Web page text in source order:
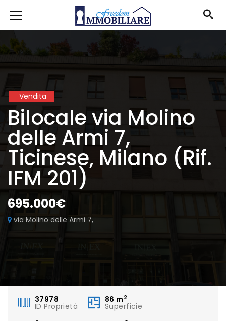
Vendita
Bilocale via Molino
delle Armi 7,
Ticinese, Milano (Rif.
IFM 201)
695.000€
via Molino delle Armi 7,
37978
ID Proprietà
86 m 2
Superficie